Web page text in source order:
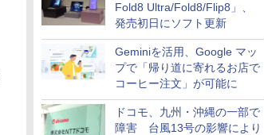
Fold8 Ultra/Fold8/Flip8」、
発売初日にソフト更新
Geminiを活用、Google マッ
プで「帰り道に寄れるお店で
コーヒー注文」が可能に
ドコモ、九州・沖縄の一部で
障害 台風13号の影響により